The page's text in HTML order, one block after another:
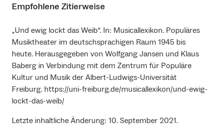
Empfohlene Zitierweise
„Und ewig lockt das Weib“. In: Musicallexikon. Populäres
Musiktheater im deutschsprachigen Raum 1945 bis
heute. Herausgegeben von Wolfgang Jansen und Klaus
Baberg in Verbindung mit dem Zentrum für Populäre
Kultur und Musik der Albert-Ludwigs-Universität
Freiburg. https://uni-freiburg.de/musicallexikon/und-ewig-
lockt-das-weib/
Letzte inhaltliche Änderung: 10. September 2021.